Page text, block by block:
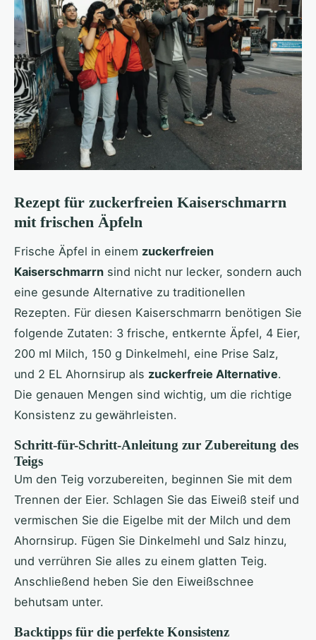
Rezept für zuckerfreien Kaiserschmarrn
mit frischen Äpfeln
Frische Äpfel in einem zuckerfreien
Kaiserschmarrn sind nicht nur lecker, sondern auch
eine gesunde Alternative zu traditionellen
Rezepten. Für diesen Kaiserschmarrn benötigen Sie
folgende Zutaten: 3 frische, entkernte Äpfel, 4 Eier,
200 ml Milch, 150 g Dinkelmehl, eine Prise Salz,
und 2 EL Ahornsirup als zuckerfreie Alternative.
Die genauen Mengen sind wichtig, um die richtige
Konsistenz zu gewährleisten.
Schritt-für-Schritt-Anleitung zur Zubereitung des
Teigs
Um den Teig vorzubereiten, beginnen Sie mit dem
Trennen der Eier. Schlagen Sie das Eiweiß steif und
vermischen Sie die Eigelbe mit der Milch und dem
Ahornsirup. Fügen Sie Dinkelmehl und Salz hinzu,
und verrühren Sie alles zu einem glatten Teig.
Anschließend heben Sie den Eiweißschnee
behutsam unter.
Backtipps für die perfekte Konsistenz